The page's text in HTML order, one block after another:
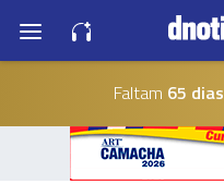
Faltam 65 dias